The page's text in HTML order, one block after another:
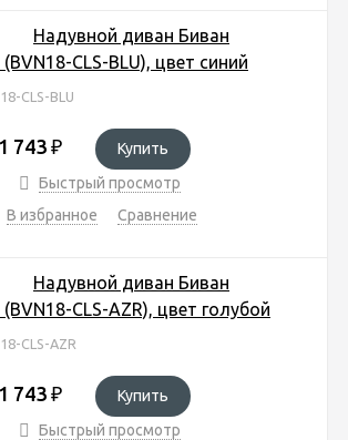
Надувной диван Биван
CLS-BLU), цвет синий
CLS-BLU
1 743 ₽
Купить
Быстрый просмотр
В избранное
Сравнение
Надувной диван Биван
CLS-AZR), цвет голубой
CLS-AZR
1 743 ₽
Купить
Быстрый просмотр